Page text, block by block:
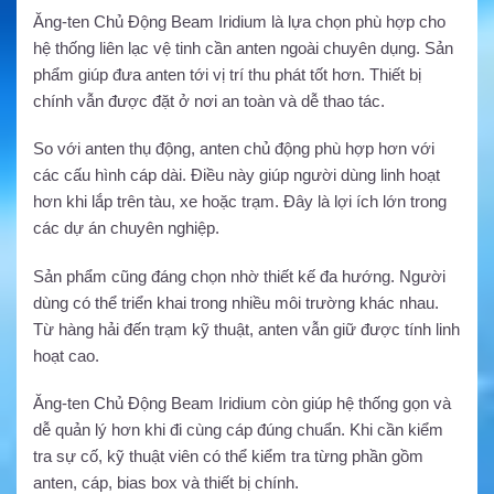
Ăng-ten Chủ Động Beam Iridium là lựa chọn phù hợp cho
hệ thống liên lạc vệ tinh cần anten ngoài chuyên dụng. Sản
phẩm giúp đưa anten tới vị trí thu phát tốt hơn. Thiết bị
chính vẫn được đặt ở nơi an toàn và dễ thao tác.
So với anten thụ động, anten chủ động phù hợp hơn với
các cấu hình cáp dài. Điều này giúp người dùng linh hoạt
hơn khi lắp trên tàu, xe hoặc trạm. Đây là lợi ích lớn trong
các dự án chuyên nghiệp.
Sản phẩm cũng đáng chọn nhờ thiết kế đa hướng. Người
dùng có thể triển khai trong nhiều môi trường khác nhau.
Từ hàng hải đến trạm kỹ thuật, anten vẫn giữ được tính linh
hoạt cao.
Ăng-ten Chủ Động Beam Iridium còn giúp hệ thống gọn và
dễ quản lý hơn khi đi cùng cáp đúng chuẩn. Khi cần kiểm
tra sự cố, kỹ thuật viên có thể kiểm tra từng phần gồm
anten, cáp, bias box và thiết bị chính.